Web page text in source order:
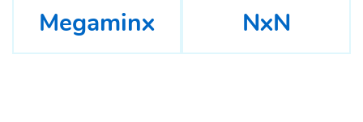
Megaminx NxN